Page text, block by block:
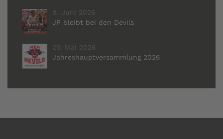
8. Juni 2026
JP bleibt bei den Devils
25. Mai 2026
Jahreshauptversammlung 2026